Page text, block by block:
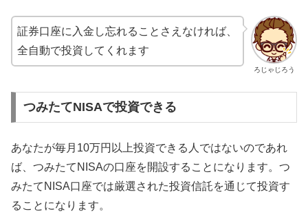
ろじゃじろう
証券口座に入金し忘れることさえなければ、
全自動で投資してくれます
つみたてNISAで投資できる
あなたが毎月10万円以上投資できる人ではないのであれ
ば、つみたてNISAの口座を開設することになります。つ
みたてNISA口座では厳選された投資信託を通じて投資す
ることになります。